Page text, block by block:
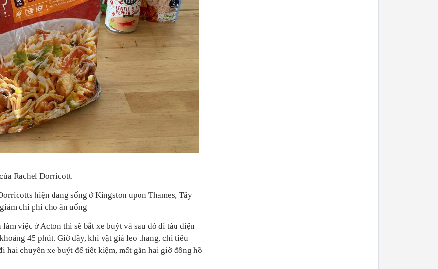
Rachel Dorricott.
hiện đang sống ở Kingston upon Thames, Tây
chi phí cho ăn uống.
việc ở Acton thì sẽ bắt xe buýt và sau đó đi tàu điện
45 phút. Giờ đây, khi vật giá leo thang, chi tiêu
hai chuyến xe buýt để tiết kiệm, mất gần hai giờ đồng hồ